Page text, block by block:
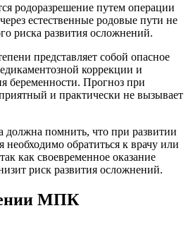
родоразрешение путем операции
естественные родовые пути не
риска развития осложнений.
представляет собой опасное
коррекции и
беременности. Прогноз при
и практически не вызывает
помнить, что при развитии
необходимо обратиться к врачу или
как своевременное оказание
риск развития осложнений.
МПК